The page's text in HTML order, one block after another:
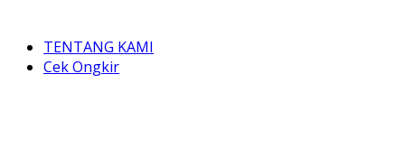
TENTANG KAMI
Cek Ongkir